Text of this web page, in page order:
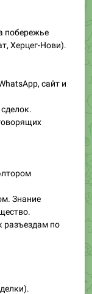
побережье
Херцег-Нови).
сайт и
Знание
разъездам по